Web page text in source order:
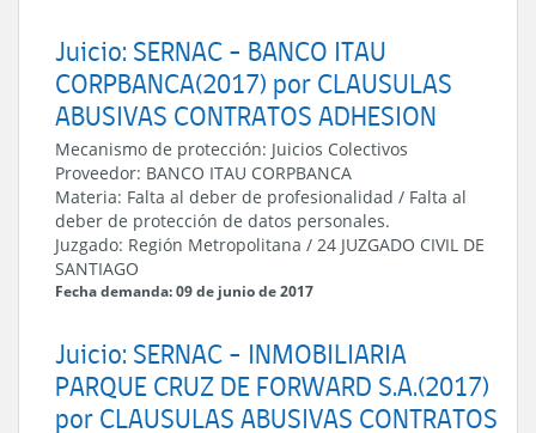
Juicio: SERNAC - BANCO ITAU
CORPBANCA(2017) por CLAUSULAS
ABUSIVAS CONTRATOS ADHESION
Mecanismo de protección: Juicios Colectivos
Proveedor: BANCO ITAU CORPBANCA
Materia: Falta al deber de profesionalidad / Falta al
deber de protección de datos personales.
Juzgado: Región Metropolitana / 24 JUZGADO CIVIL DE
SANTIAGO
Fecha demanda: 09 de junio de 2017
Juicio: SERNAC - INMOBILIARIA
PARQUE CRUZ DE FORWARD S.A.(2017)
por CLAUSULAS ABUSIVAS CONTRATOS